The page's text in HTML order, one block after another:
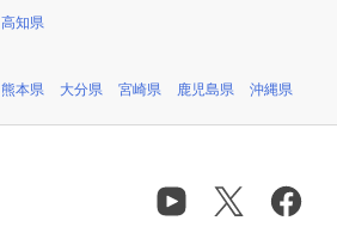
高知県
熊本県 大分県 宮崎県 鹿児島県 沖縄県